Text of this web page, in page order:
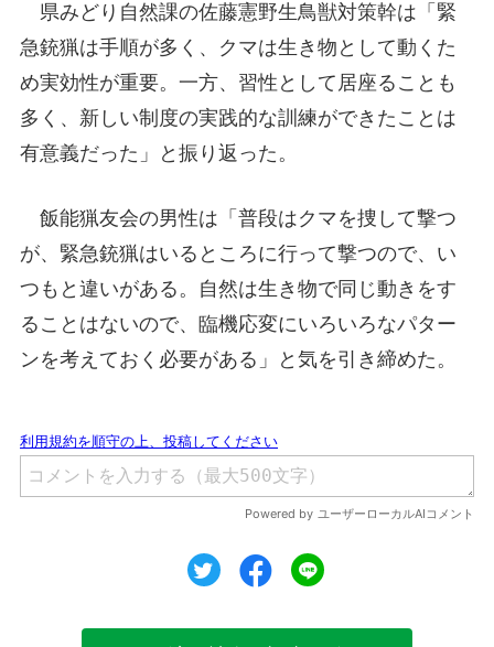
県みどり自然課の佐藤憲野生鳥獣対策幹は「緊
急銃猟は手順が多く、クマは生き物として動くた
め実効性が重要。一方、習性として居座ることも
多く、新しい制度の実践的な訓練ができたことは
有意義だった」と振り返った。
飯能猟友会の男性は「普段はクマを捜して撃つ
が、緊急銃猟はいるところに行って撃つので、い
つもと違いがある。自然は生き物で同じ動きをす
ることはないので、臨機応変にいろいろなパター
ンを考えておく必要がある」と気を引き締めた。
ツイートシェア